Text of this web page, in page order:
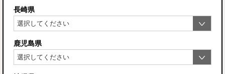
長崎県
鹿児島県